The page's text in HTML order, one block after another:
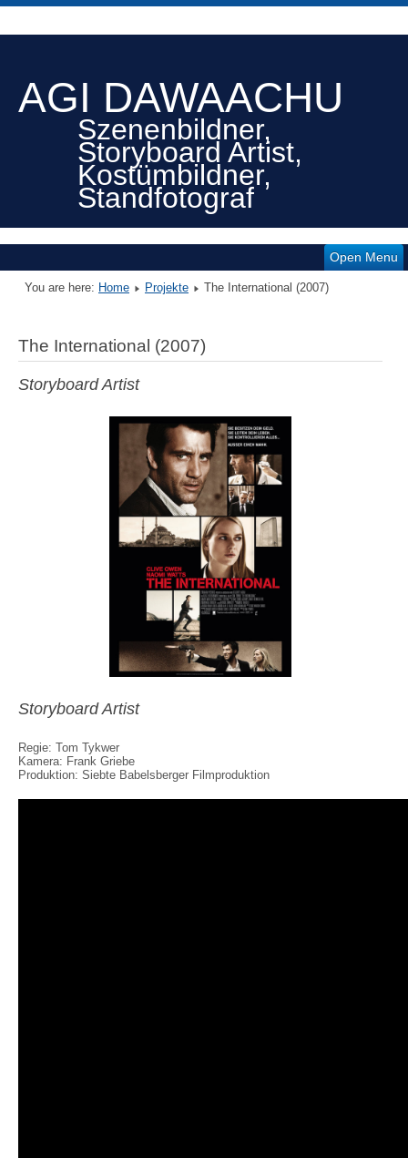
AGI DAWAACHU
Szenenbildner,
Storyboard Artist,
Kostümbildner,
Standfotograf
Open Menu
You are here: Home Projekte The International (2007)
The International (2007)
Storyboard Artist
Storyboard Artist
Regie: Tom Tykwer
Kamera: Frank Griebe
Produktion: Siebte Babelsberger Filmproduktion